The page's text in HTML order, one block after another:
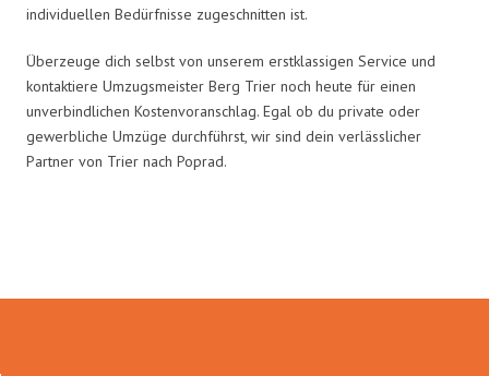
individuellen Bedürfnisse zugeschnitten ist.
Überzeuge dich selbst von unserem erstklassigen Service und
kontaktiere Umzugsmeister Berg Trier noch heute für einen
unverbindlichen Kostenvoranschlag. Egal ob du private oder
gewerbliche Umzüge durchführst, wir sind dein verlässlicher
Partner von Trier nach Poprad.